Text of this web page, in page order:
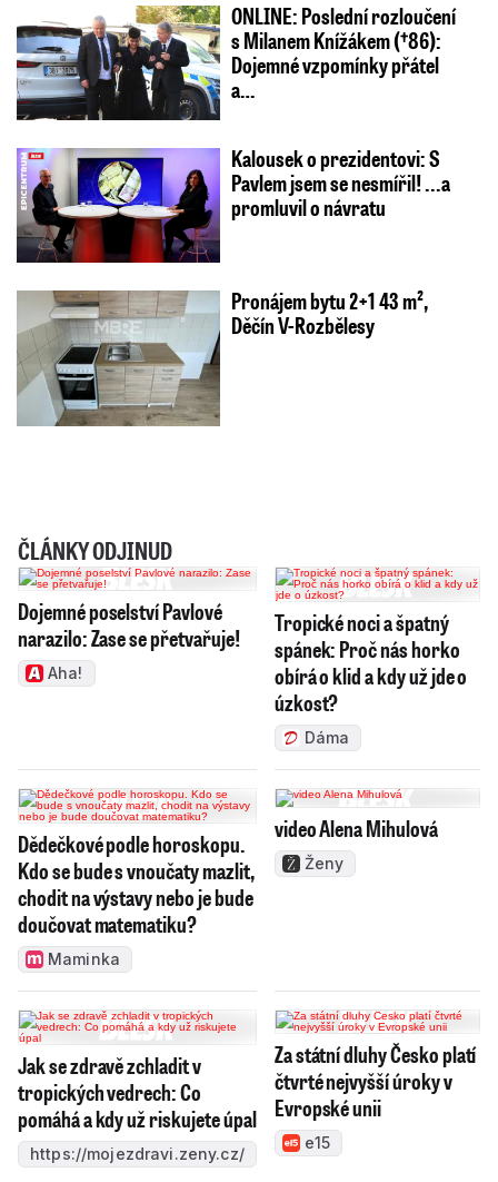
ONLINE: Poslední rozloučení
s Milanem Knížákem (†86):
Dojemné vzpomínky přátel
a…
Kalousek o prezidentovi: S
Pavlem jsem se nesmířil! ...a
promluvil o návratu
Pronájem bytu 2+1 43 m²,
Děčín V-Rozbělesy
ČLÁNKY ODJINUD
Dojemné poselství Pavlové
narazilo: Zase se přetvařuje!
Aha!
Tropické noci a špatný
spánek: Proč nás horko
obírá o klid a kdy už jde o
úzkost?
Dáma
Dědečkové podle horoskopu.
Kdo se bude s vnoučaty mazlit,
chodit na výstavy nebo je bude
doučovat matematiku?
Maminka
video Alena Mihulová
Ženy
Jak se zdravě zchladit v
tropických vedrech: Co
pomáhá a kdy už riskujete úpal
https://mojezdravi.zeny.cz/
Za státní dluhy Česko platí
čtvrté nejvyšší úroky v
Evropské unii
e15